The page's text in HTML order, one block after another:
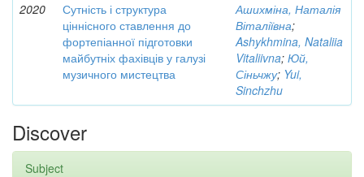
2020
Сутність і структура
ціннісного ставлення до
фортепіанної підготовки
майбутніх фахівців у галузі
музичного мистецтва
Ашихміна, Наталія
Віталіївна;
Ashykhmina, Nataliia
Vitaliivna; Юй,
Сіньчжу; Yui,
Sinchzhu
Discover
Subject